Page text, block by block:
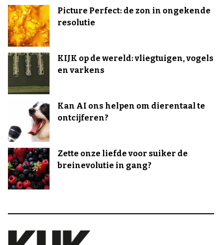
Picture Perfect: de zon in ongekende
resolutie
KIJK op de wereld: vliegtuigen, vogels
en varkens
Kan AI ons helpen om dierentaal te
ontcijferen?
Zette onze liefde voor suiker de
breinevolutie in gang?